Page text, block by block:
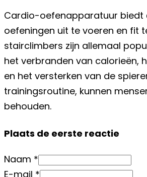
Cardio-oefenapparatuur biedt
oefeningen uit te voeren en fit
stairclimbers zijn allemaal
het verbranden van calorieën,
en het versterken van de
trainingsroutine, kunnen
behouden.
Plaats de eerste reactie
Naam *
E-mail *